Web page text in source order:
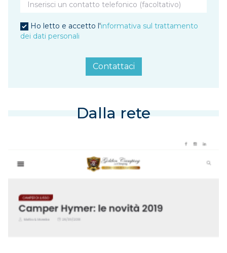
Ho letto e accetto l'informativa sul trattamento
dei dati personali
Contattaci
Dalla rete